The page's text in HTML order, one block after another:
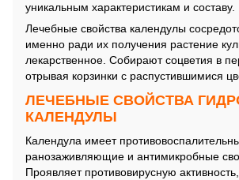
уникальным характеристикам и составу.
Лечебные свойства календулы
именно ради их получения растение
лекарственное. Собирают соцветия в
отрывая корзинки с распустившимися
ЛЕЧЕБНЫЕ СВОЙСТВА
КАЛЕНДУЛЫ
Календула имеет
ранозаживляющие и антимикробные
Проявляет противовирусную